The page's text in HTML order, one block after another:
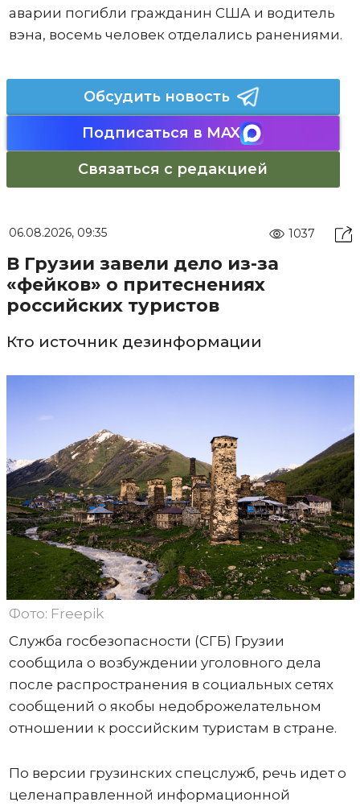
аварии погибли гражданин США и водитель
вэна, восемь человек отделались ранениями.
Обсудить новость
Подписаться в MAX
Связаться с редакцией
06.08.2026, 09:35 1037
В Грузии завели дело из-за
«фейков» о притеснениях
российских туристов
Кто источник дезинформации
Фото: Freepik
Служба госбезопасности (СГБ) Грузии
сообщила о возбуждении уголовного дела
после распространения в социальных сетях
сообщений о якобы недоброжелательном
отношении к российским туристам в стране.
По версии грузинских спецслужб, речь идет о
целенаправленной информационной